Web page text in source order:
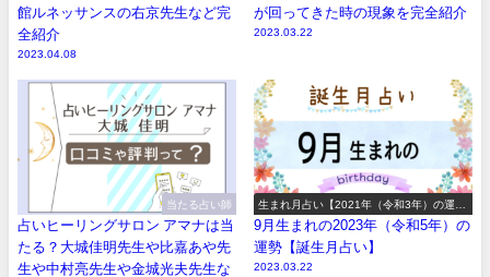
館ルネッサンスの右京先生など完
全紹介
2023.04.08
が回ってきた時の現象を完全紹介
2023.03.22
当たる占い師
占いヒーリングサロン アマナは当
たる？大城佳明先生や比嘉あや先
生や中村亮先生や金城光夫先生な
生まれ月占い【2021年（令和3年）の運
勢】
9月生まれの2023年（令和5年）の
運勢【誕生月占い】
2023.03.22